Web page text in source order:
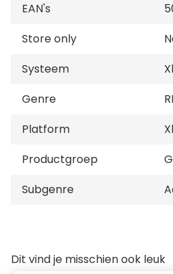
EAN's
Store only
Systeem
Genre
Platform
Productgroep
Subgenre
Dit vind je misschien ook leuk